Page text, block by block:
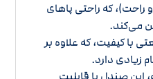
و راحت)، که راحتی پاهای
می‌کند.
با کیفیت، که علاوه بر
زیادی دارد.